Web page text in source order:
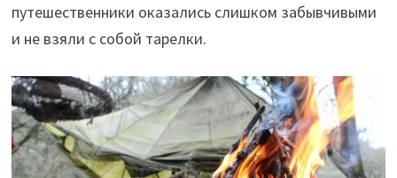
путешественники оказались слишком забывчивыми
и не взяли с собой тарелки.